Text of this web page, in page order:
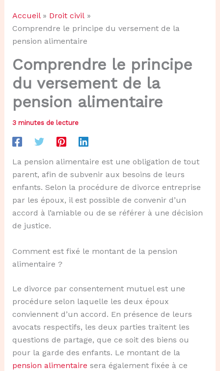
Accueil
Droit civil
Comprendre le principe du versement de la
pension alimentaire
Comprendre le principe
du versement de la
pension alimentaire
3 minutes de lecture
La pension alimentaire est une obligation de tout
parent, afin de subvenir aux besoins de leurs
enfants. Selon la procédure de divorce entreprise
par les époux, il est possible de convenir d’un
accord à l’amiable ou de se référer à une décision
de justice.
Comment est fixé le montant de la pension
alimentaire ?
Le divorce par consentement mutuel est une
procédure selon laquelle les deux époux
conviennent d’un accord. En présence de leurs
avocats respectifs, les deux parties traitent les
questions de partage, que ce soit des biens ou
pour la garde des enfants. Le montant de la
pension alimentaire sera également fixée à ce